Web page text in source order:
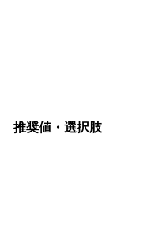
推奨値・選択肢